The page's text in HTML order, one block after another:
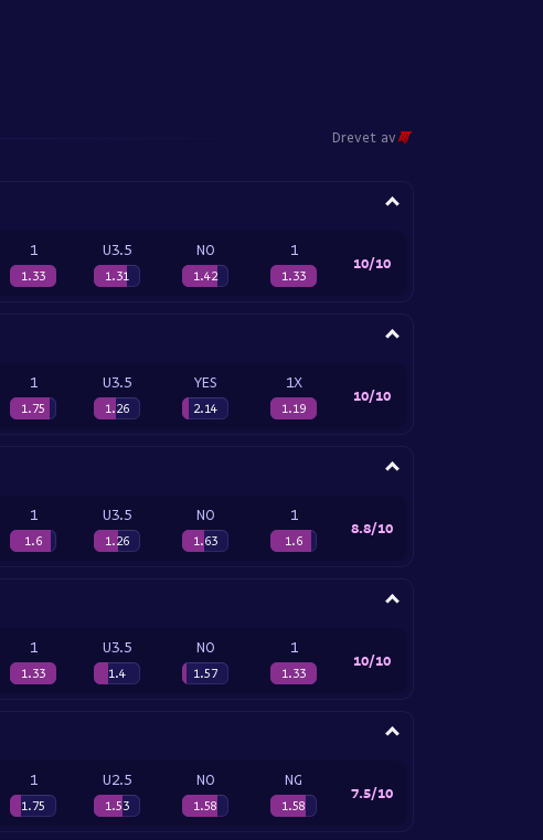
Drevet av
1
1.33
U3.5
1.31
NO
1.42
1
1.33
10/10
1
1.75
U3.5
1.26
YES
2.14
1X
1.19
10/10
1
1.6
U3.5
1.26
NO
1.63
1
1.6
8.8/10
1
1.33
U3.5
1.4
NO
1.57
1
1.33
10/10
1
1.75
U2.5
1.53
NO
1.58
NG
1.58
7.5/10